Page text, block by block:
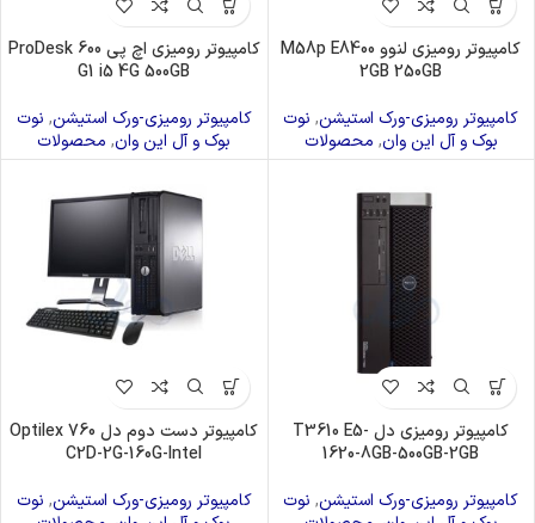
کامپیوتر رومیزی لنوو M58p E8400
2GB 250GB
کامپیوتر رومیزی-ورک استیشن, نوت
بوک و آل این وان, محصولات
کامپیوتر رومیزی اچ پی ProDesk 600
G1 i5 4G 500GB
کامپیوتر رومیزی-ورک استیشن, نوت
بوک و آل این وان, محصولات
کامپیوتر رومیزی دل T3610 E5-
1620-8GB-500GB-2GB
کامپیوتر رومیزی-ورک استیشن, نوت
کامپیوتر دست دوم دل Optilex 760
C2D-2G-160G-Intel
کامپیوتر رومیزی-ورک استیشن, نوت